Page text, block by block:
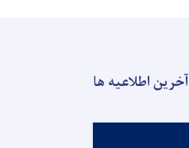
آخرین اطلاعیه ها